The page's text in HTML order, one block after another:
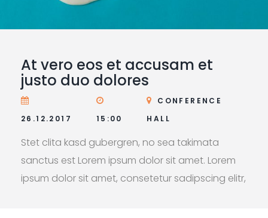
At vero eos et accusam et
justo duo dolores
26.12.2017 15:00
CONFERENCE
HALL
Stet clita kasd gubergren, no sea takimata
sanctus est Lorem ipsum dolor sit amet. Lorem
ipsum dolor sit amet, consetetur sadipscing elitr,